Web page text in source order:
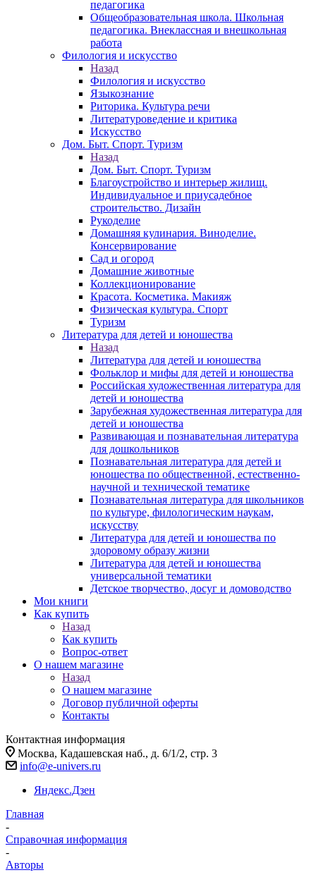
педагогика
Общеобразовательная школа. Школьная
педагогика. Внеклассная и внешкольная
работа
Филология и искусство
Назад
Филология и искусство
Языкознание
Риторика. Культура речи
Литературоведение и критика
Искусство
Дом. Быт. Спорт. Туризм
Назад
Дом. Быт. Спорт. Туризм
Благоустройство и интерьер жилищ.
Индивидуальное и приусадебное
строительство. Дизайн
Рукоделие
Домашняя кулинария. Виноделие.
Консервирование
Сад и огород
Домашние животные
Коллекционирование
Красота. Косметика. Макияж
Физическая культура. Спорт
Туризм
Литература для детей и юношества
Назад
Литература для детей и юношества
Фольклор и мифы для детей и юношества
Российская художественная литература для
детей и юношества
Зарубежная художественная литература для
детей и юношества
Развивающая и познавательная литература
для дошкольников
Познавательная литература для детей и
юношества по общественной, естественно-
научной и технической тематике
Познавательная литература для школьников
по культуре, филологическим наукам,
искусству
Литература для детей и юношества по
здоровому образу жизни
Литература для детей и юношества
универсальной тематики
Детское творчество, досуг и домоводство
Мои книги
Как купить
Назад
Как купить
Вопрос-ответ
О нашем магазине
Назад
О нашем магазине
Договор публичной оферты
Контакты
Контактная информация
Москва, Кадашевская наб., д. 6/1/2, стр. 3
info@e-univers.ru
Яндекс.Дзен
Главная
-
Справочная информация
-
Авторы